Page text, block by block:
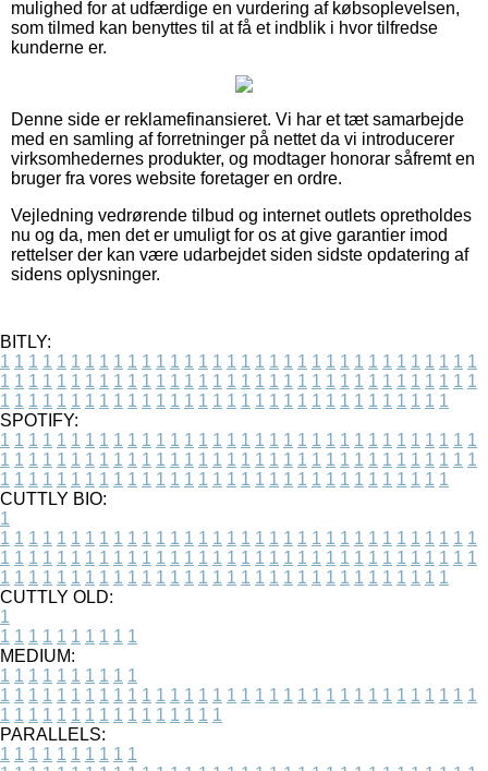
mulighed for at udfærdige en vurdering af købsoplevelsen,
som tilmed kan benyttes til at få et indblik i hvor tilfredse
kunderne er.
Denne side er reklamefinansieret. Vi har et tæt samarbejde
med en samling af forretninger på nettet da vi introducerer
virksomhedernes produkter, og modtager honorar såfremt en
bruger fra vores website foretager en ordre.
Vejledning vedrørende tilbud og internet outlets opretholdes
nu og da, men det er umuligt for os at give garantier imod
rettelser der kan være udarbejdet siden sidste opdatering af
sidens oplysninger.
BITLY:
1 1 1 1 1 1 1 1 1 1 1 1 1 1 1 1 1 1 1 1 1 1 1 1 1 1 1 1 1 1 1 1 1 1
1 1 1 1 1 1 1 1 1 1 1 1 1 1 1 1 1 1 1 1 1 1 1 1 1 1 1 1 1 1 1 1 1 1
1 1 1 1 1 1 1 1 1 1 1 1 1 1 1 1 1 1 1 1 1 1 1 1 1 1 1 1 1 1 1 1
SPOTIFY:
1 1 1 1 1 1 1 1 1 1 1 1 1 1 1 1 1 1 1 1 1 1 1 1 1 1 1 1 1 1 1 1 1 1
1 1 1 1 1 1 1 1 1 1 1 1 1 1 1 1 1 1 1 1 1 1 1 1 1 1 1 1 1 1 1 1 1 1
1 1 1 1 1 1 1 1 1 1 1 1 1 1 1 1 1 1 1 1 1 1 1 1 1 1 1 1 1 1 1 1
CUTTLY BIO:
1
1 1 1 1 1 1 1 1 1 1 1 1 1 1 1 1 1 1 1 1 1 1 1 1 1 1 1 1 1 1 1 1 1 1
1 1 1 1 1 1 1 1 1 1 1 1 1 1 1 1 1 1 1 1 1 1 1 1 1 1 1 1 1 1 1 1 1 1
1 1 1 1 1 1 1 1 1 1 1 1 1 1 1 1 1 1 1 1 1 1 1 1 1 1 1 1 1 1 1 1
CUTTLY OLD:
1
1 1 1 1 1 1 1 1 1 1
MEDIUM:
1 1 1 1 1 1 1 1 1 1
1 1 1 1 1 1 1 1 1 1 1 1 1 1 1 1 1 1 1 1 1 1 1 1 1 1 1 1 1 1 1 1 1 1
1 1 1 1 1 1 1 1 1 1 1 1 1 1 1 1
PARALLELS:
1 1 1 1 1 1 1 1 1 1